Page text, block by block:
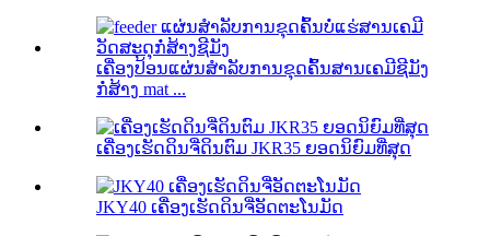
ເຄື່ອງປ້ອນແຜ່ນສໍາລັບການຂຸດຄົ້ນສານເຄມີຊີມັງ
ກໍ່ສ້າງ mat ...
ເຄື່ອງເຮັດດິນຈີ່ດິນຕົມ JKR35 ຍອດນິຍົມທີ່ສຸດ
JKY40 ເຄື່ອງເຮັດດິນຈີ່ອັດຕະໂນມັດ